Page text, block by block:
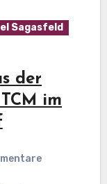
Sagasfeld
der
im